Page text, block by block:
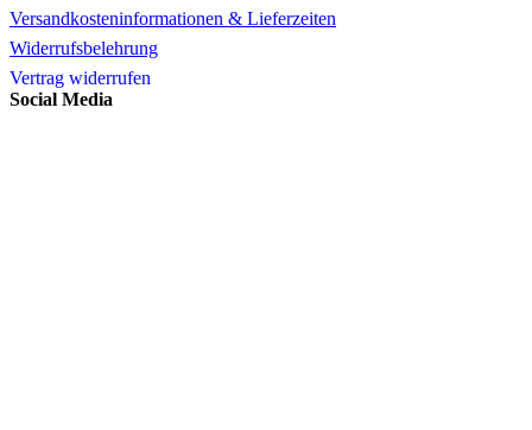
Versandkosteninformationen & Lieferzeiten
Widerrufsbelehrung
Vertrag widerrufen
Social Media